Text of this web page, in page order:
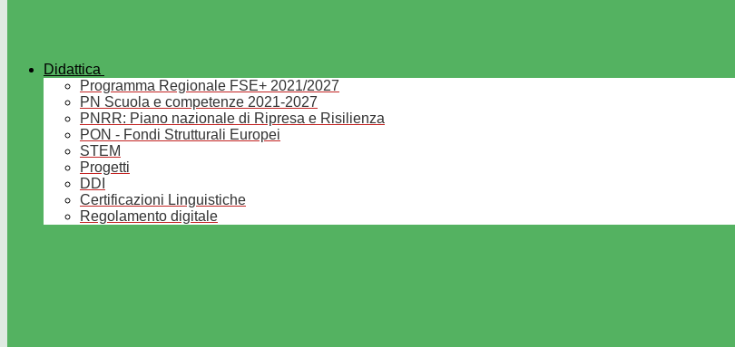
Didattica
Programma Regionale FSE+ 2021/2027
PN Scuola e competenze 2021-2027
PNRR: Piano nazionale di Ripresa e Risilienza
PON - Fondi Strutturali Europei
STEM
Progetti
DDI
Certificazioni Linguistiche
Regolamento digitale